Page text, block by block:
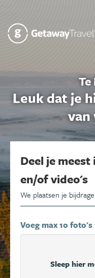
Leuk dat je
Deel je
en/of video's
We plaatsen je
Voeg max 10
Sleep hier